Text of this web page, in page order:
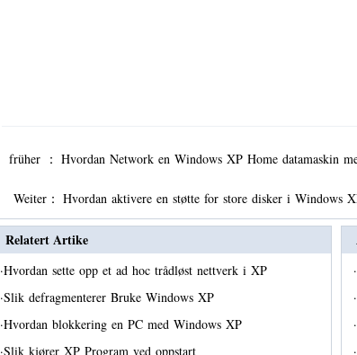
früher ： Hvordan Network en Windows XP Home datamaskin
Weiter： Hvordan aktivere en støtte for store disker i Windows
Relatert Artike
·Hvordan sette opp et ad hoc trådløst nettverk i XP
·Slik defragmenterer Bruke Windows XP
·Hvordan blokkering en PC med Windows XP
·Slik kjører XP Program ved oppstart
·
·
·
·